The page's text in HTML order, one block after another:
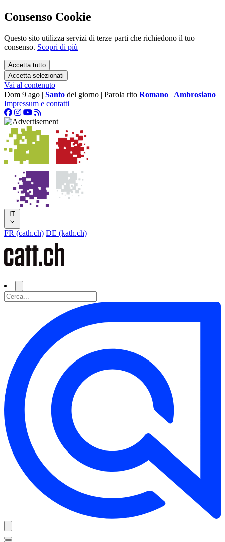
Consenso Cookie
Questo sito utilizza servizi di terze parti che richiedono il tuo
consenso. Scopri di più
Accetta tutto
Accetta selezionati
Vai al contenuto
Dom 9 ago | Santo del giorno | Parola rito Romano | Ambrosiano
Impressum e contatti |
IT
FR (cath.ch) DE (kath.ch)